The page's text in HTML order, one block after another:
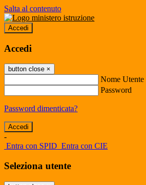
Salta al contenuto
Accedi
Accedi
button close ×
Nome Utente
Password
Password dimenticata?
-
Entra con SPID Entra con CIE
Seleziona utente